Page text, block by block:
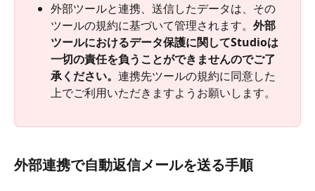
外部ツールと連携、送信したデータは、その
ツールの規約に基づいて管理されます。 外部
ツールにおけるデータ保護に関してStudioは
一切の責任を負うことができませんのでご了
承ください。 連携先ツールの規約に同意した
上でご利用いただきますようお願いします。
外部連携で自動返信メールを送る手順